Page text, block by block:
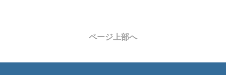
ページ上部へ